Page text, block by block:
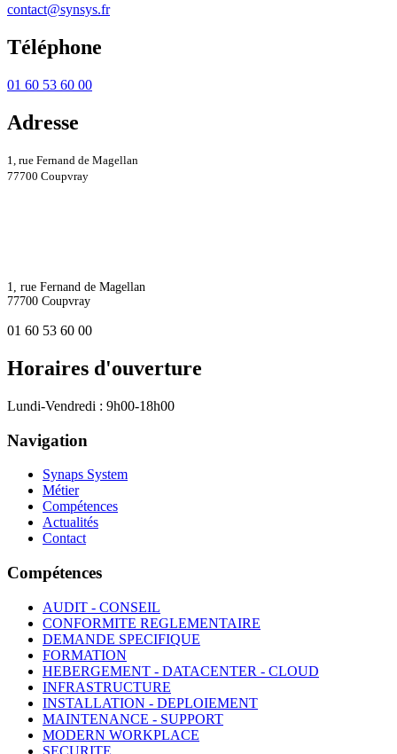
contact@synsys.fr
Téléphone
01 60 53 60 00
Adresse
1, rue Fernand de Magellan
77700 Coupvray
1, rue Fernand de Magellan
77700 Coupvray
01 60 53 60 00
Horaires d'ouverture
Lundi-Vendredi : 9h00-18h00
Navigation
Synaps System
Métier
Compétences
Actualités
Contact
Compétences
AUDIT - CONSEIL
CONFORMITE REGLEMENTAIRE
DEMANDE SPECIFIQUE
FORMATION
HEBERGEMENT - DATACENTER - CLOUD
INFRASTRUCTURE
INSTALLATION - DEPLOIEMENT
MAINTENANCE - SUPPORT
MODERN WORKPLACE
SECURITE